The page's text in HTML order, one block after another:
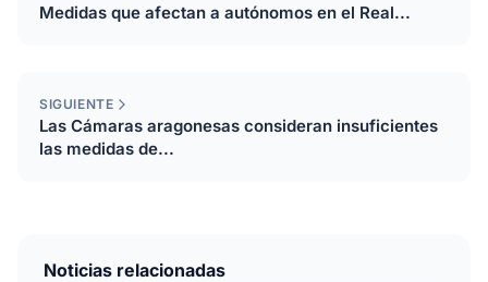
Medidas que afectan a autónomos en el Real...
SIGUIENTE
Las Cámaras aragonesas consideran insuficientes
las medidas de...
Noticias relacionadas